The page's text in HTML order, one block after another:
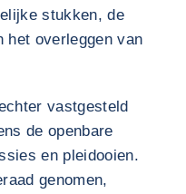
stukken, de
het overleggen van
vastgesteld
de openbare
en pleidooien.
genomen,